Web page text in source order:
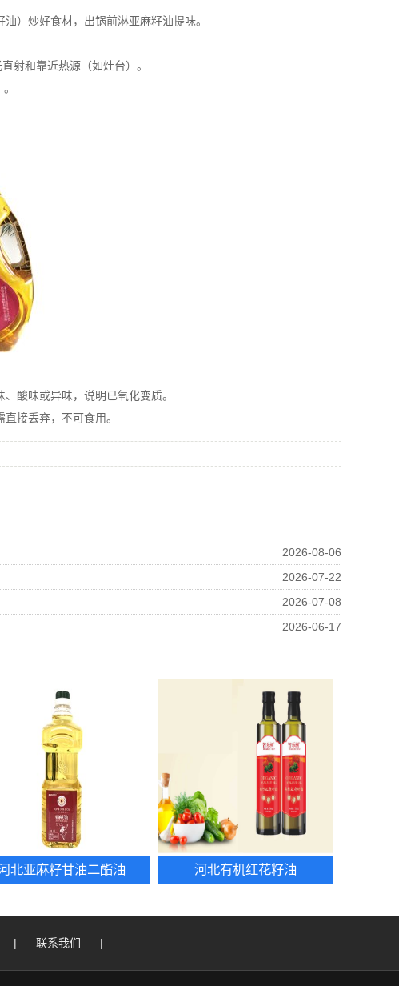
）炒好食材，出锅前淋亚麻籽油提味。
和靠近热源（如灶台）。
酸味或异味，说明已氧化变质。
接丢弃，不可食用。
2026-08-06
2026-07-22
2026-07-08
2026-06-17
北亚麻籽甘油二酯油 河北有机红花籽油
| 联系我们 |